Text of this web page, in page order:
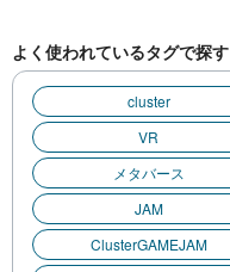
よく使われているタグで探す
cluster
VR
メタバース
JAM
ClusterGAMEJAM